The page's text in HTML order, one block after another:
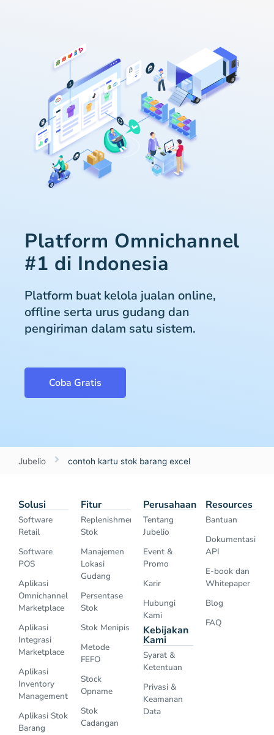
Platform Omnichannel
#1 di Indonesia
Platform buat kelola jualan online,
offline serta urus gudang dan
pengiriman dalam satu sistem.
Coba Gratis
Jubelio contoh kartu stok barang excel
Solusi
Software
Retail
Software
POS
Aplikasi
Omnichannel
Marketplace
Aplikasi
Integrasi
Marketplace
Aplikasi
Inventory
Management
Aplikasi Stok
Barang
Fitur
Replenishment
Stok
Manajemen
Lokasi
Gudang
Persentase
Stok
Stok Menipis
Metode
FEFO
Stock
Opname
Stok
Cadangan
Perusahaan
Tentang
Jubelio
Event &
Promo
Karir
Hubungi
Kami
Kebijakan
Kami
Syarat &
Ketentuan
Privasi &
Keamanan
Data
Resources
Bantuan
Dokumentasi
API
E-book dan
Whitepaper
Blog
FAQ